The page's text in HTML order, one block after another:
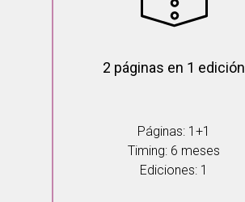
2 páginas en 1 edición
Páginas: 1+1
Timing: 6 meses
Ediciones: 1